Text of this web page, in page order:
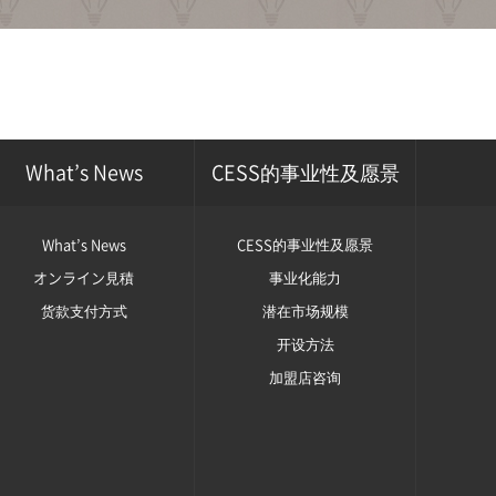
What’s News CESS的事业性及愿景
What’s News
オンライン見積
货款支付方式
CESS的事业性及愿景
事业化能力
潜在市场规模
开设方法
加盟店咨询